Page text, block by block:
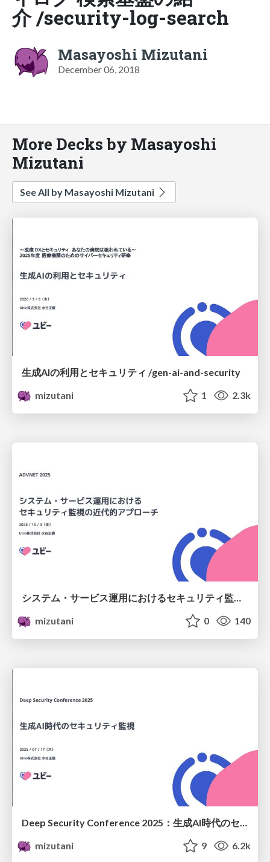
介 /security-log-search
Masayoshi Mizutani
December 06, 2018
More Decks by Masayoshi
Mizutani
See All by Masayoshi Mizutani
生成AIの利用とセキュリティ /gen-ai-and-security
mizutani
1 2.3k
mizutani
0 140
Deep Security Conference 2025：生成AI時代のセキュリティ監視 /dsc2025-genai-secmon
mizutani
9 6.2k